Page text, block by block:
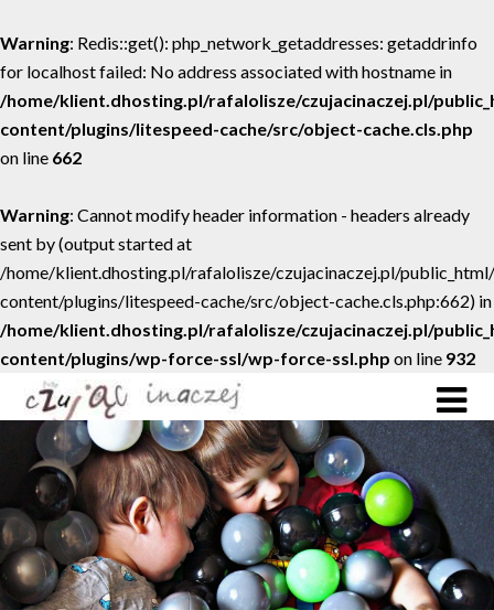
Warning: Redis::get(): php_network_getaddresses: getaddrinfo
for localhost failed: No address associated with hostname in
/home/klient.dhosting.pl/rafalolisze/czujacinaczej.pl/
content/plugins/litespeed-cache/src/object-cache.cls.php
on line 662
Warning: Cannot modify header information - headers already
sent by (output started at
/home/klient.dhosting.pl/rafalolisze/czujacinaczej.pl/
content/plugins/litespeed-cache/src/object-cache.cls.php:662) in
/home/klient.dhosting.pl/rafalolisze/czujacinaczej.pl/
content/plugins/wp-force-ssl/wp-force-ssl.php on line 932